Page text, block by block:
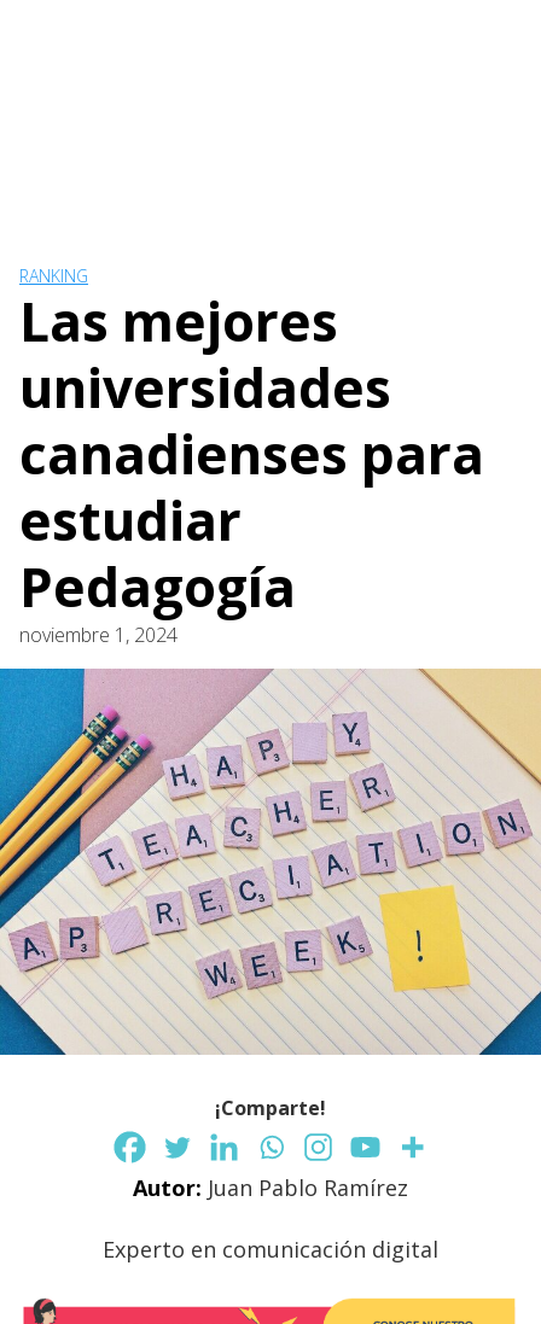
RANKING
Las mejores
universidades
canadienses para
estudiar
Pedagogía
noviembre 1, 2024
¡Comparte!
Autor: Juan Pablo Ramírez
Experto en comunicación digital